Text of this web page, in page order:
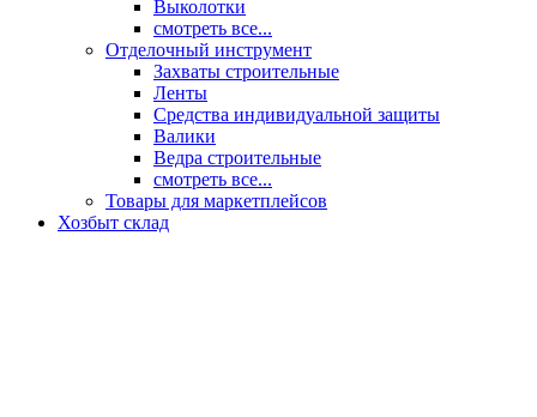
Выколотки
смотреть все...
Отделочный инструмент
Захваты строительные
Ленты
Средства индивидуальной защиты
Валики
Ведра строительные
смотреть все...
Товары для маркетплейсов
Хозбыт склад